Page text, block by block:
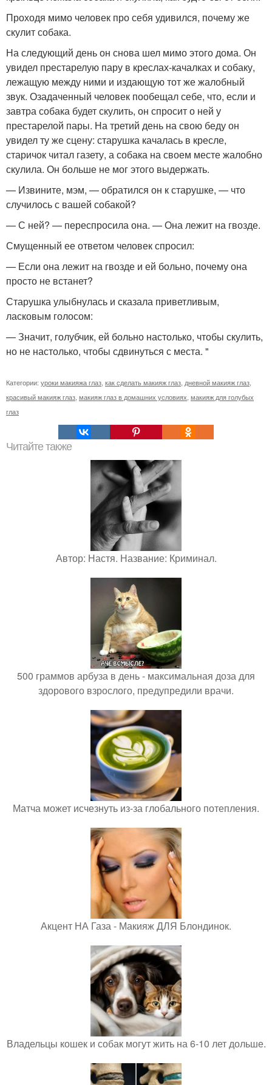
Проходя мимо человек про себя удивился, почему же
скулит собака.
На следующий день он снова шел мимо этого дома. Он
увидел престарелую пару в креслах-качалках и собаку,
лежащую между ними и издающую тот же жалобный
звук. Озадаченный человек пообещал себе, что, если и
завтра собака будет скулить, он спросит о ней у
престарелой пары. На третий день на свою беду он
увидел ту же сцену: старушка качалась в кресле,
старичок читал газету, а собака на своем месте жалобно
скулила. Он больше не мог этого выдержать.
— Извините, мэм, — обратился он к старушке, — что
случилось с вашей собакой?
— С ней? — переспросила она. — Она лежит на гвозде.
Смущенный ее ответом человек спросил:
— Если она лежит на гвозде и ей больно, почему она
просто не встанет?
Старушка улыбнулась и сказала приветливым,
ласковым голосом:
— Значит, голубчик, ей больно настолько, чтобы скулить,
но не настолько, чтобы сдвинуться с места. "
Категории: уроки макияжа глаз как сделать макияж глаз дневной макияж глаз
красивый макияж глаз макияж глаз в домашних условиях макияж для голубых
глаз
Читайте также
Автор: Настя. Название: Криминал.
500 граммов арбуза в день - максимальная доза для
здорового взрослого, предупредили врачи.
Матча может исчезнуть из-за глобального потепления.
Акцент НА Газа - Макияж ДЛЯ Блондинок.
Владельцы кошек и собак могут жить на 6-10 лет дольше.